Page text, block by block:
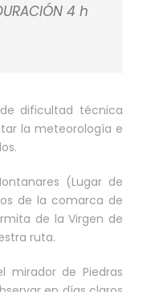
4 h
dificultad técnica
la meteorología e
(Lugar de
de la comarca de
de la Virgen de
ruta.
mirador de Piedras